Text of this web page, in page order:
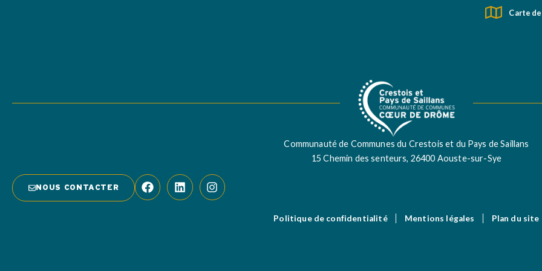
Carte
Communauté de Communes du Crestois et du Pays de Saillans
15 Chemin des senteurs, 26400 Aouste-sur-Sye
NOUS CONTACTER
Politique de confidentialité Mentions légales Plan du site